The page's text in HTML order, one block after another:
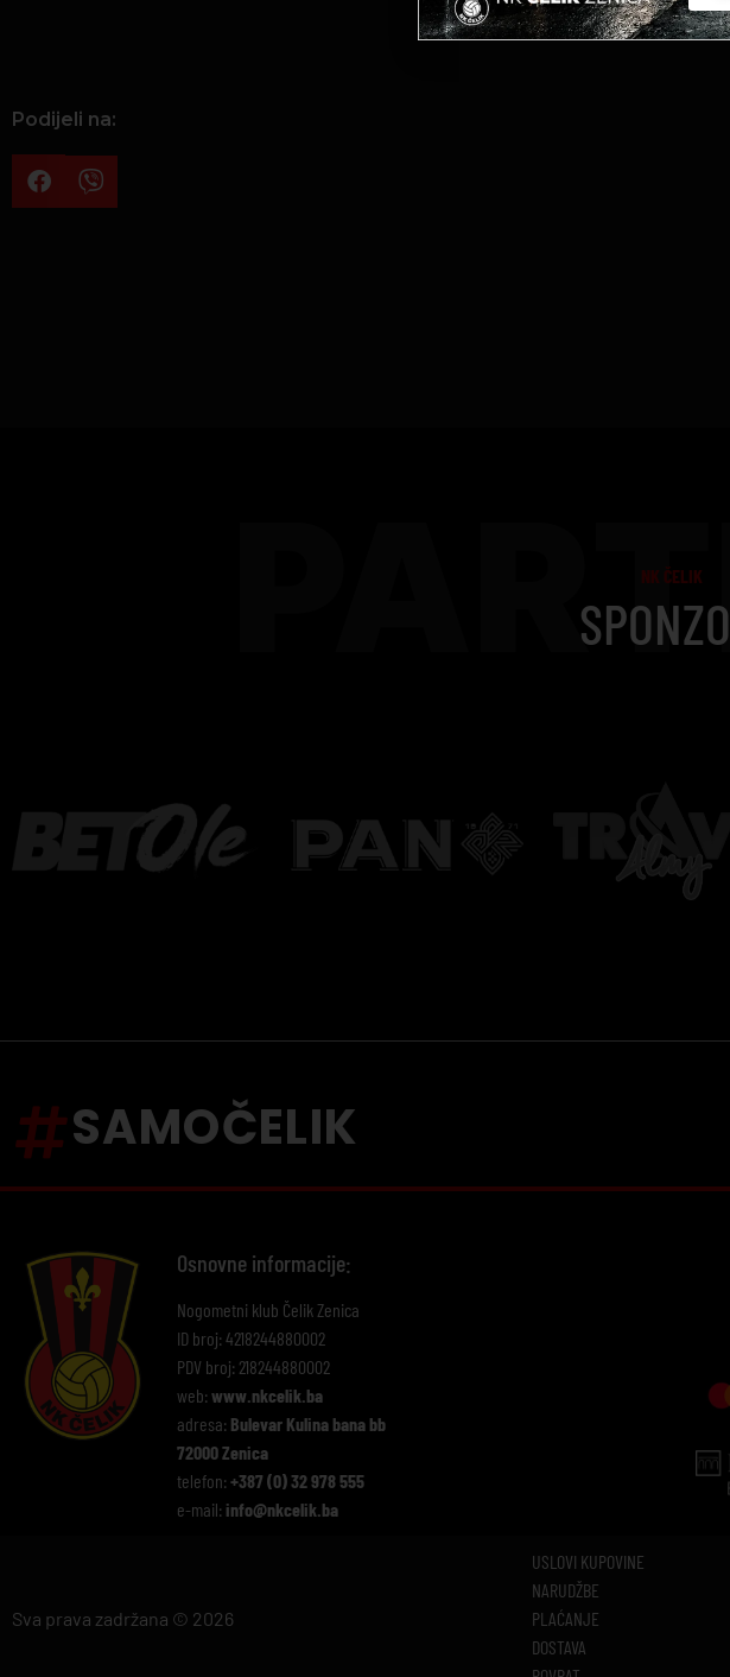
Podijeli na:
NK ČELIK
SAMOČELIK
Osnovne informacije:
Nogometni klub Čelik Zenica
ID broj: 4218244880002
PDV broj: 218244880002
web: www.nkcelik.ba
adresa: Bulevar Kulina bana bb
72000 Zenica
telefon: +387 (0) 32 978 555
e-mail: info@nkcelik.ba
Sva prava zadržana © 2026
USLOVI KUPOVINE
NARUDŽBE
PLAĆANJE
DOSTAVA